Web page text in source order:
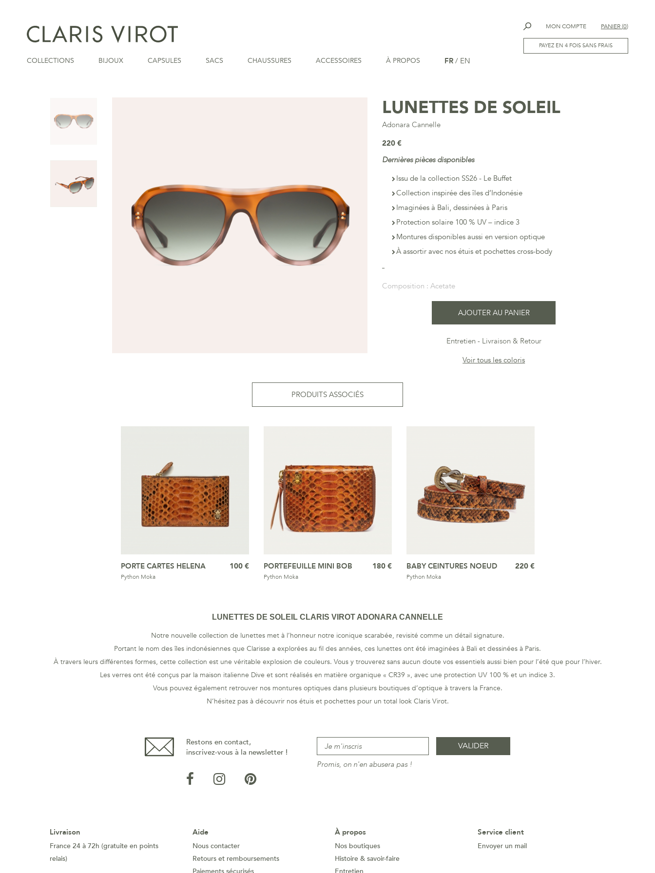
MON COMPTE PANIER(0)
PAYEZ EN 4 FOIS SANS FRAIS
COLLECTIONS BIJOUX CAPSULES SACS CHAUSSURES ACCESSOIRES À PROPOS FR / EN
LUNETTES DE SOLEIL
Adonara Cannelle
220 €
Dernières pièces disponibles
Issu de la collection SS26 - Le Buffet
Collection inspirée des îles d’Indonésie
Imaginées à Bali, dessinées à Paris
Protection solaire 100 % UV – indice 3
Montures disponibles aussi en version optique
À assortir avec nos étuis et pochettes cross-body
Composition :Acetate
AJOUTER AU PANIER
Entretien
Livraison & Retour
Voir tous les coloris
PRODUITS ASSOCIÉS
PORTE CARTES HELENA
Python Moka
100 € PORTEFEUILLE MINI BOB
Python Moka
180 € BABY CEINTURES NOEUD
Python Moka
220 €
LUNETTES DE SOLEIL CLARIS VIROT ADONARA CANNELLE
Notre nouvelle collection de lunettes met à l’honneur notre iconique scarabée, revisité comme un détail signature.
Portant le nom des îles indonésiennes que Clarisse a explorées au fil des années, ces lunettes ont été imaginées à Bali et dessinées à Paris.
À travers leurs différentes formes, cette collection est une véritable explosion de couleurs. Vous y trouverez sans aucun doute vos essentiels aussi bien pour l’été que pour l’hiver.
Les verres ont été conçus par la maison italienne Dive et sont réalisés en matière organique « CR39 », avec une protection UV 100 % et un indice 3.
Vous pouvez également retrouver nos montures optiques dans plusieurs boutiques d’optique à travers la France.
N’hésitez pas à découvrir nos étuis et pochettes pour un total look Claris Virot.
Restons en contact,
inscrivez-vous à la newsletter !
Promis, on n'en abusera pas !
Livraison
France 24 à 72h (gratuite en points
relais)
Aide
Nous contacter
Retours et remboursements
À propos
Nos boutiques
Histoire & savoir-faire
Service client
Envoyer un mail